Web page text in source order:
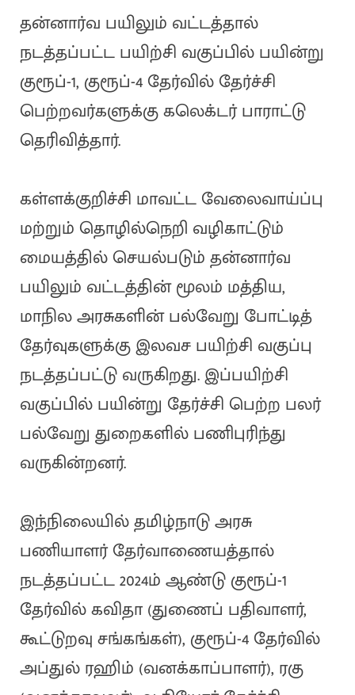
தன்னார்வ பயிலும் வட்டத்தால்
நடத்தப்பட்ட பயிற்சி வகுப்பில் பயின்று
குரூப்-1, குரூப்-4 தேர்வில் தேர்ச்சி
பெற்றவர்களுக்கு கலெக்டர் பாராட்டு
தெரிவித்தார்.
கள்ளக்குறிச்சி மாவட்ட வேலைவாய்ப்பு
மற்றும் தொழில்நெறி வழிகாட்டும்
மையத்தில் செயல்படும் தன்னார்வ
பயிலும் வட்டத்தின் மூலம் மத்திய,
மாநில அரசுகளின் பல்வேறு போட்டித்
தேர்வுகளுக்கு இலவச பயிற்சி வகுப்பு
நடத்தப்பட்டு வருகிறது. இப்பயிற்சி
வகுப்பில் பயின்று தேர்ச்சி பெற்ற பலர்
பல்வேறு துறைகளில் பணிபுரிந்து
வருகின்றனர்.
இந்நிலையில் தமிழ்நாடு அரசு
பணியாளர் தேர்வாணையத்தால்
நடத்தப்பட்ட 2024ம் ஆண்டு குரூப்-1
தேர்வில் கவிதா (துணைப் பதிவாளர்,
கூட்டுறவு சங்கங்கள்), குரூப்-4 தேர்வில்
அப்துல் ரஹிம் (வனக்காப்பாளர்), ரகு